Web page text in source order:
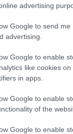
advertising
Google to send me
advertising.
Google to enable
like cookies on
in apps.
Google to enable
of the
Google to enable